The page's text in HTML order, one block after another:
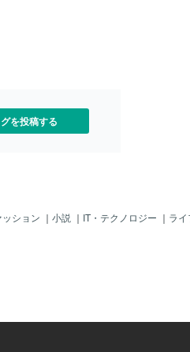
を投稿する
ション ｜ 小説 ｜ IT・テクノロジー ｜ ラ